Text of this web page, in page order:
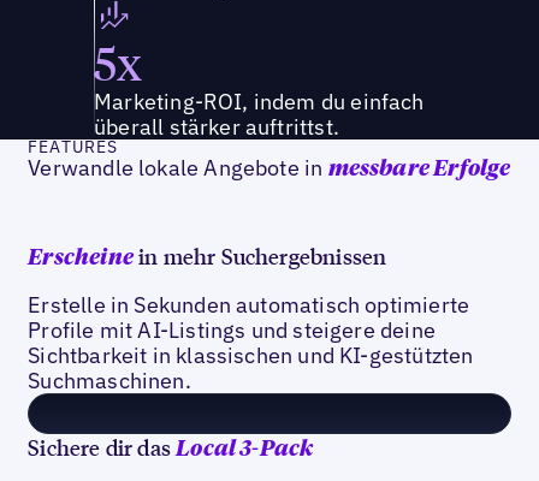
5x
Marketing-ROI, indem du einfach
überall stärker auftrittst.
FEATURES
Verwandle lokale Angebote in messbare Erfolge
Erscheinein mehr Suchergebnissen
Erstelle in Sekunden automatisch optimierte
Profile mit AI-Listings und steigere deine
Sichtbarkeit in klassischen und KI-gestützten
Suchmaschinen.
Sichere dir das Local 3-Pack